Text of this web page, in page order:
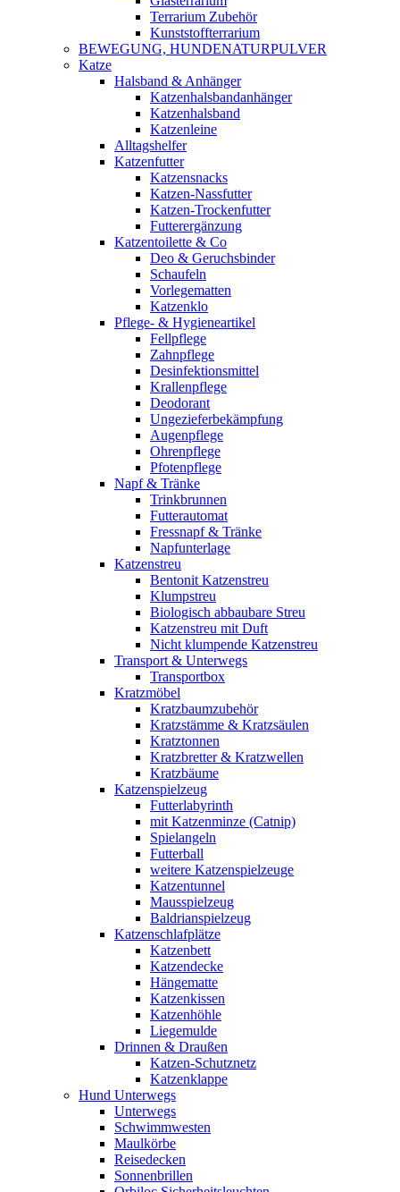
Terrarium Zubehör
Kunststoffterrarium
BEWEGUNG, HUNDENATURPULVER
Katze
Halsband & Anhänger
Katzenhalsbandanhänger
Katzenhalsband
Katzenleine
Alltagshelfer
Katzenfutter
Katzensnacks
Katzen-Nassfutter
Katzen-Trockenfutter
Futterergänzung
Katzentoilette & Co
Deo & Geruchsbinder
Schaufeln
Vorlegematten
Katzenklo
Pflege- & Hygieneartikel
Fellpflege
Zahnpflege
Desinfektionsmittel
Krallenpflege
Deodorant
Ungezieferbekämpfung
Augenpflege
Ohrenpflege
Pfotenpflege
Napf & Tränke
Trinkbrunnen
Futterautomat
Fressnapf & Tränke
Napfunterlage
Katzenstreu
Bentonit Katzenstreu
Klumpstreu
Biologisch abbaubare Streu
Katzenstreu mit Duft
Nicht klumpende Katzenstreu
Transport & Unterwegs
Transportbox
Kratzmöbel
Kratzbaumzubehör
Kratzstämme & Kratzsäulen
Kratztonnen
Kratzbretter & Kratzwellen
Kratzbäume
Katzenspielzeug
Futterlabyrinth
mit Katzenminze (Catnip)
Spielangeln
Futterball
weitere Katzenspielzeuge
Katzentunnel
Mausspielzeug
Baldrianspielzeug
Katzenschlafplätze
Katzenbett
Katzendecke
Hängematte
Katzenkissen
Katzenhöhle
Liegemulde
Drinnen & Draußen
Katzen-Schutznetz
Katzenklappe
Hund Unterwegs
Unterwegs
Schwimmwesten
Maulkörbe
Reisedecken
Sonnenbrillen